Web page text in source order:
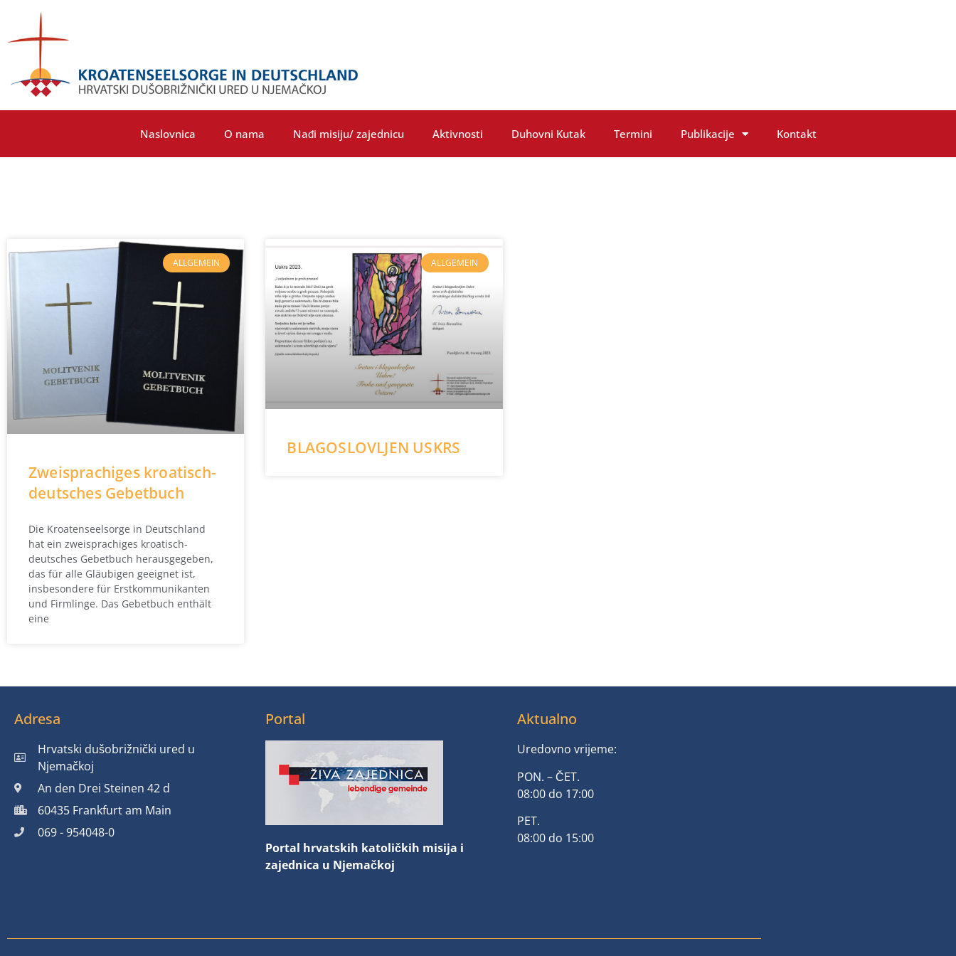
Naslovnica O nama Nađi misiju/ zajednicu Aktivnosti Duhovni Kutak Termini Publikacije Kontakt
ALLGEMEIN
Zweisprachiges kroatisch-
deutsches Gebetbuch
Die Kroatenseelsorge in Deutschland
hat ein zweisprachiges kroatisch-
deutsches Gebetbuch herausgegeben,
das für alle Gläubigen geeignet ist,
insbesondere für Erstkommunikanten
und Firmlinge. Das Gebetbuch enthält
eine
ALLGEMEIN
BLAGOSLOVLJEN USKRS
Adresa
Hrvatski dušobrižnički ured u
Njemačkoj
An den Drei Steinen 42 d
60435 Frankfurt am Main
069 - 954048-0
Portal
Portal hrvatskih katoličkih misija i
zajednica u Njemačkoj
Aktualno
Uredovno vrijeme:
PON. – ČET.
08:00 do 17:00
PET.
08:00 do 15:00